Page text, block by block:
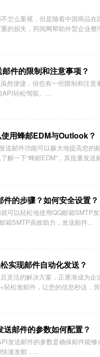
怎么重视，但是随着中国商品
的损失，邦阅网帮助外贸企业整
件的限制和注意事项？
然便捷，但也有一些限制和注
API轻松驾驭。...
用蜂邮EDM与Outlook？
送邮件功能可以极大地提高您的
解一下“蜂邮EDM”，其批量发送
的步骤？如何安全设置？
可以轻松地使用QQ邮箱SMTP
箱SMTP高效助力，发送邮件...
实现邮件自动化发送？
灵活的解决方案，正逐渐成为
轻松发邮件，让您的信息秒达，
邮件的参数如何配置？
发送邮件的参数是确保邮件能
速发邮，...